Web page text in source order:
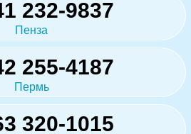
232-9837
Пенза
255-4187
Пермь
320-1015